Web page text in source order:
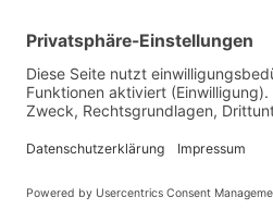
Gesundheit
Die Abnehmspritze und ihre